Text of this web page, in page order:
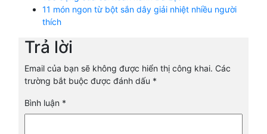
11 món ngon từ bột sắn dây giải nhiệt nhiều người
thích
Trả lời
Email của bạn sẽ không được hiển thị công khai. Các
trường bắt buộc được đánh dấu *
Bình luận *